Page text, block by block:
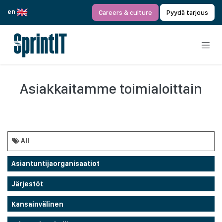
en
Careers & culture Pyydä tarjous
Asiakkaitamme toimialoittain
All
Asiantuntijaorganisaatiot
Järjestöt
Kansainvälinen